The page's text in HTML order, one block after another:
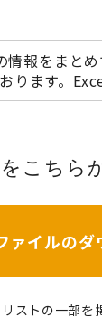
情報をまと
ります。
こちら
ァイルのダ
ストの一部